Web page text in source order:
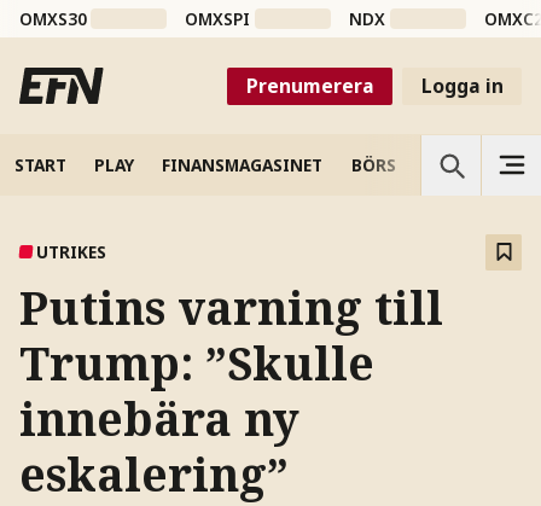
OMXS30 OMXSPI NDX
Prenumerera Logga in
START PLAY FINANSMAGASINET BÖRS VETENSKAP
UTRIKES
Putins varning till
Trump: ”Skulle
innebära ny
eskalering”